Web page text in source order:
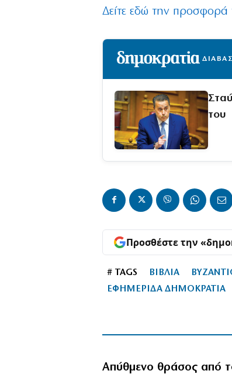
Δείτε εδώ την προσφορά
του
Προσθέστε την
# TAGS ΒΙΒΛΙΑ
ΕΦΗΜΕΡΙΔΑ ΔΗΜΟΚΡΑΤΙΑ
Απύθμενο θράσος από